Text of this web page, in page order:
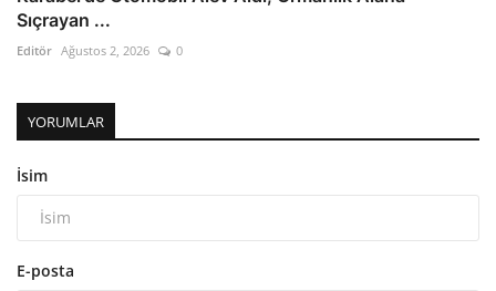
Sıçrayan ...
Editör Ağustos 2, 2026 0
YORUMLAR
İsim
E-posta